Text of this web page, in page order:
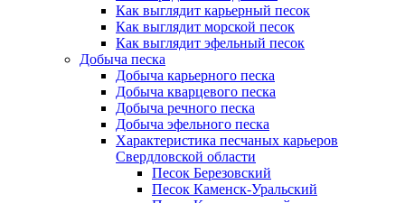
Как выглядит карьерный песок
Как выглядит морской песок
Как выглядит эфельный песок
Добыча песка
Добыча карьерного песка
Добыча кварцевого песка
Добыча речного песка
Добыча эфельного песка
Характеристика песчаных карьеров
Свердловской области
Песок Березовский
Песок Каменск-Уральский